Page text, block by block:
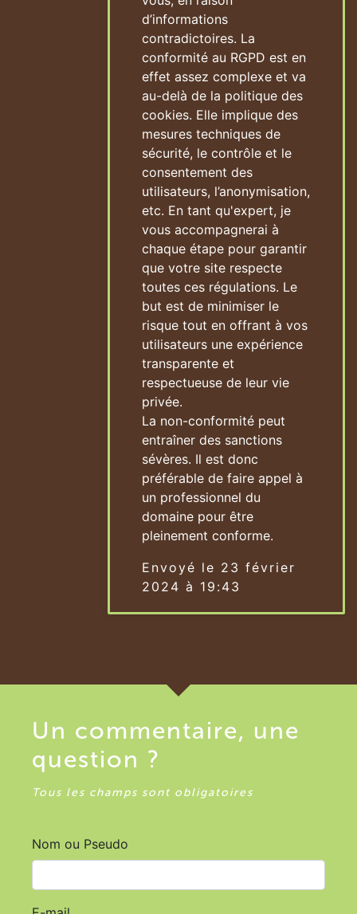
d’informations
contradictoires. La
conformité au RGPD est en
effet assez complexe et va
au-delà de la politique des
cookies. Elle implique des
mesures techniques de
sécurité, le contrôle et le
consentement des
utilisateurs, l’anonymisation,
etc. En tant qu'expert, je
vous accompagnerai à
chaque étape pour garantir
que votre site respecte
toutes ces régulations. Le
but est de minimiser le
risque tout en offrant à vos
utilisateurs une expérience
transparente et
respectueuse de leur vie
privée.
La non-conformité peut
entraîner des sanctions
sévères. Il est donc
préférable de faire appel à
un professionnel du
domaine pour être
pleinement conforme.
Envoyé le 23 février
2024 à 19:43
Un commentaire, une
question ?
Tous les champs sont obligatoires
Nom ou Pseudo